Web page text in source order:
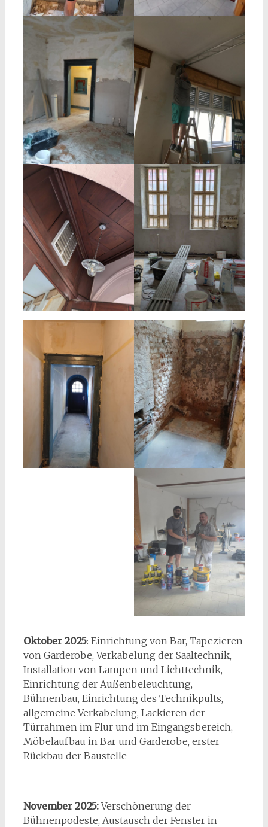
Oktober 2025: Einrichtung von Bar, Tapezieren
von Garderobe, Verkabelung der Saaltechnik,
Installation von Lampen und Lichttechnik,
Einrichtung der Außenbeleuchtung,
Bühnenbau, Einrichtung des Technikpults,
allgemeine Verkabelung, Lackieren der
Türrahmen im Flur und im Eingangsbereich,
Möbelaufbau in Bar und Garderobe, erster
Rückbau der Baustelle
November 2025:Verschönerung der
Bühnenpodeste, Austausch der Fenster in